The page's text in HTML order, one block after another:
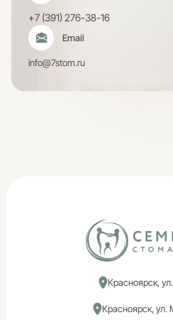
+7 (391) 276-38-16
Email
info@7stom.ru
Красноярск,
Красноярск, ул.